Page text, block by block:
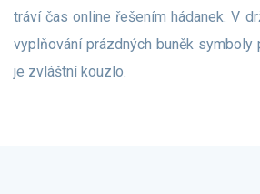
tráví čas online řešením hádanek. V
vyplňování prázdných buněk symboly
je zvláštní kouzlo.